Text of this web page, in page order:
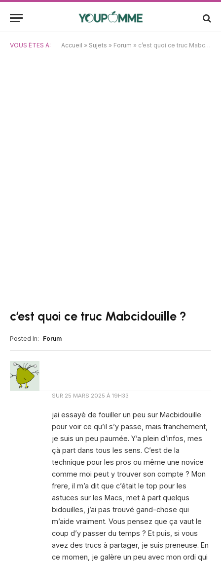
VOUS ÊTES À: Accueil » Sujets » Forum » c’est quoi ce truc Mabcidouille ?
c’est quoi ce truc Mabcidouille ?
Posted In: Forum
SUR 25 MARS 2025 À 19H33
jai essayè de fouiller un peu sur Macbidouille
pour voir ce qu’il s’y passe, mais franchement,
je suis un peu paumée. Y’a plein d’infos, mes
çà part dans tous les sens. C’est de la
technique pour les pros ou même une novice
comme moi peut y trouver son compte ? Mon
frere, il m’a dit que c’était le top pour les
astuces sur les Macs, met à part quelqus
bidouilles, j’ai pas trouvé gand-chose qui
m’aide vraiment. Vous pensez que ça vaut le
coup d’y passer du temps ? Et puis, si vous
avez des trucs à partager, je suis preneuse. En
ce momen, je galère un peu avec mon ordi qui